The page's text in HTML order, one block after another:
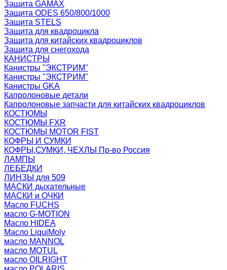
Защита GAMAX
Защита ODES 650/800/1000
Защита STELS
Защита для квадроцикла
Защита для китайских квадроциклов
Защита для снегохода
КАНИСТРЫ
Канистры ''ЭКСТРИМ''
Канистры "ЭКСТРИМ"
Канистры GKA
Капролоновые детали
Капролоновые запчасти для китайских квадроциклов
КОСТЮМЫ
КОСТЮМЫ FXR
КОСТЮМЫ MOTOR FIST
КОФРЫ И СУМКИ
КОФРЫ,СУМКИ, ЧЕХЛЫ Пр-во Россия
ЛАМПЫ
ЛЕБЕДКИ
ЛИНЗЫ для 509
МАСКИ дыхательные
МАСКИ и ОЧКИ
Масло FUCHS
масло G-MOTION
Масло HIDEA
Масло LiquiMoly
масло MANNOL
масло MOTUL
масло OILRIGHT